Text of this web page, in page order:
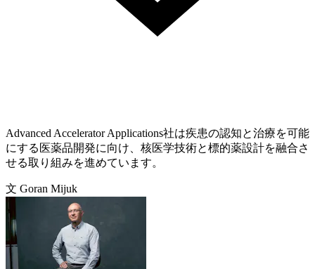
Advanced Accelerator Applications社は疾患の認知と治療を可能
にする医薬品開発に向け、核医学技術と標的薬設計を融合さ
せる取り組みを進めています。
文 Goran Mijuk